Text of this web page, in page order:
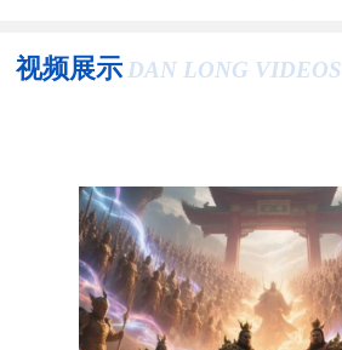
视频展示 DAN LONG VIDEOS